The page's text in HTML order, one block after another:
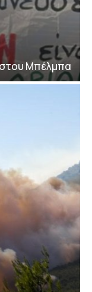
Μπέλμπα